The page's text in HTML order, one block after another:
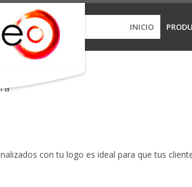
INICIO
con tu logo es ideal para que tus